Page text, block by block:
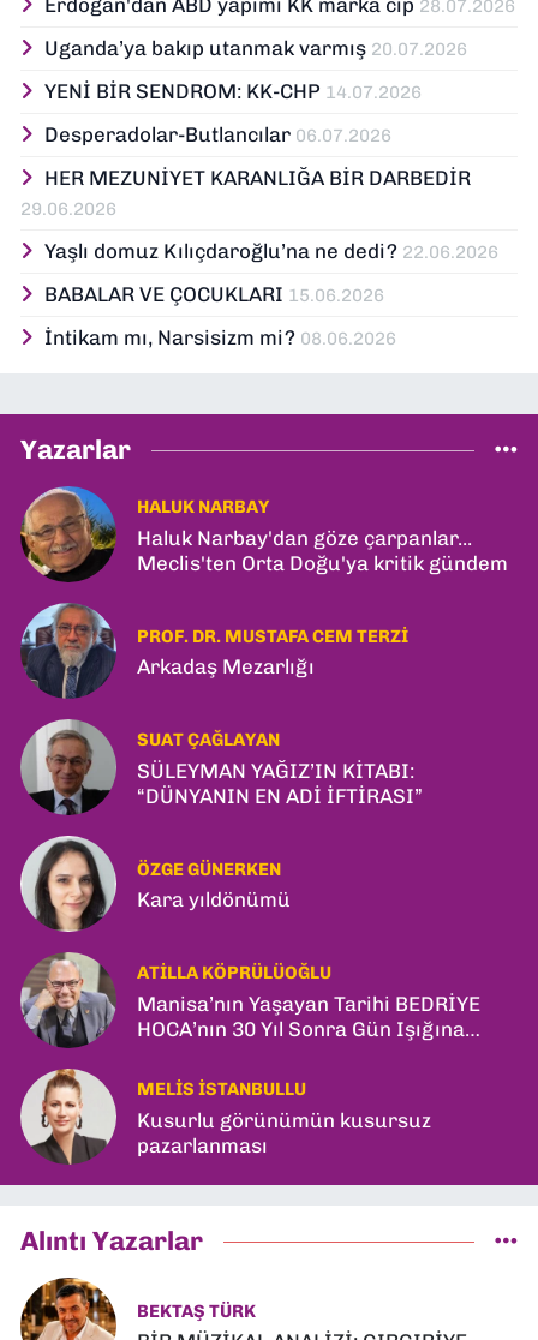
Erdoğan'dan ABD yapımı KK marka cip 28.07.2026
Uganda’ya bakıp utanmak varmış 20.07.2026
YENİ BİR SENDROM: KK-CHP 14.07.2026
Desperadolar-Butlancılar 06.07.2026
HER MEZUNİYET KARANLIĞA BİR DARBEDİR
29.06.2026
Yaşlı domuz Kılıçdaroğlu’na ne dedi? 22.06.2026
BABALAR VE ÇOCUKLARI 15.06.2026
İntikam mı, Narsisizm mi? 08.06.2026
Yazarlar
HALUK NARBAY
Haluk Narbay'dan göze çarpanlar...
Meclis'ten Orta Doğu'ya kritik gündem
PROF. DR. MUSTAFA CEM TERZI
Arkadaş Mezarlığı
SUAT ÇAĞLAYAN
SÜLEYMAN YAĞIZ’IN KİTABI:
“DÜNYANIN EN ADİ İFTİRASI”
ÖZGE GÜNERKEN
Kara yıldönümü
ATILLA KÖPRÜLÜOĞLU
Manisa’nın Yaşayan Tarihi BEDRİYE
HOCA’nın 30 Yıl Sonra Gün Işığına
MELIS İSTANBULLU
Kusurlu görünümün kusursuz
pazarlanması
Alıntı Yazarlar
BEKTAŞ TÜRK